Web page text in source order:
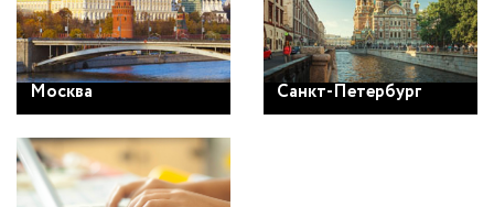
Москва Санкт-Петербург